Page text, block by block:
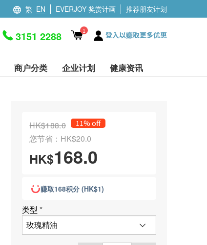
繁 EN EVERJOY 奖赏计画 推荐朋友计划
3151 2288 1 登入以赚取更多优惠
商户分类 企业计划 健康资讯
HK$188.0 11% off
您节省：HK$20.0
HK$168.0
赚取168积分 (HK$1)
类型*